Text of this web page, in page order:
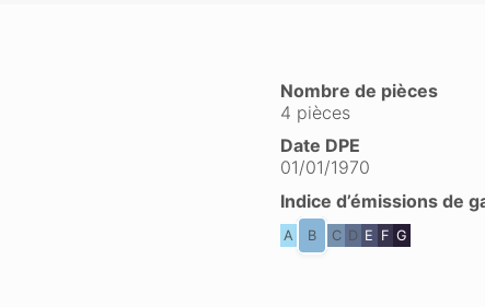
Nombre de pièces
4 pièces
Date DPE
01/01/1970
Indice d’émissions de
A B C D E F G